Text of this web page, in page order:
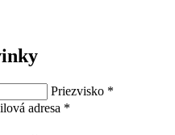
Priezvisko *
adresa *